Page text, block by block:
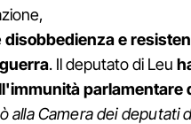
disobbedienza e
. Il deputato di Leu
parlamentare
alla Camera dei deputati